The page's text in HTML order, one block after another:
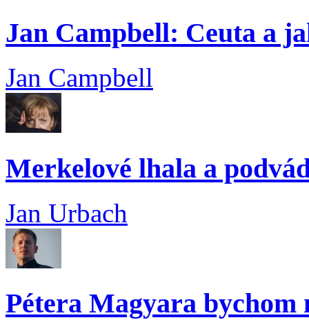
Jan Campbell: Ceuta a
Jan Campbell
Merkelové lhala a
Jan Urbach
Pétera Magyara bychom